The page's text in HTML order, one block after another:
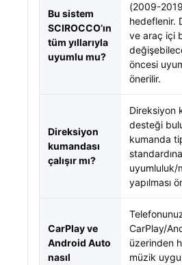
Bu sistem
SCIROCCO’ın
tüm yıllarıyla
uyumlu mu?
(2009-
hedeflenir.
ve araç içi
öncesi
önerilir.
Direksiyon
kumandası
çalışır mı?
Direksiyon
desteği
kumanda
uyumluluk/
yapılması
CarPlay ve
Android Auto
nasıl
CarPlay/
üzerinden
müzik